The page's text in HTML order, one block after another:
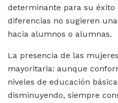
determinante para su éxito
diferencias no sugieren
hacia alumnos o alumnas.
La presencia de las
mayoritaria: aunque
niveles de educación
disminuyendo, siempre